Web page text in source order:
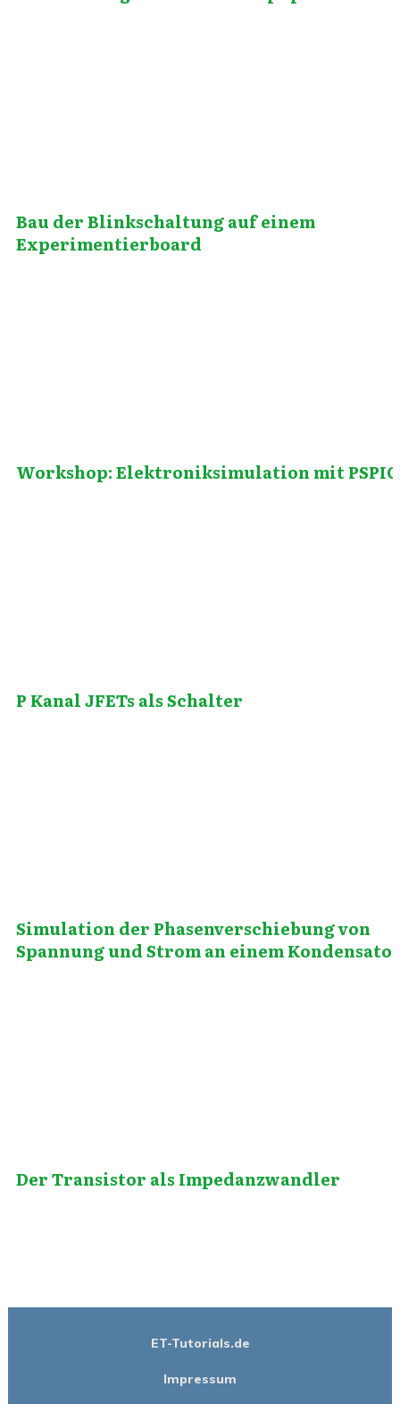
Bau der Blinkschaltung auf einem
Experimentierboard
Workshop: Elektroniksimulation mit
P Kanal JFETs als Schalter
Simulation der Phasenverschiebung von
Spannung und Strom an einem
Der Transistor als Impedanzwandler
ET-Tutorials.de
Impressum